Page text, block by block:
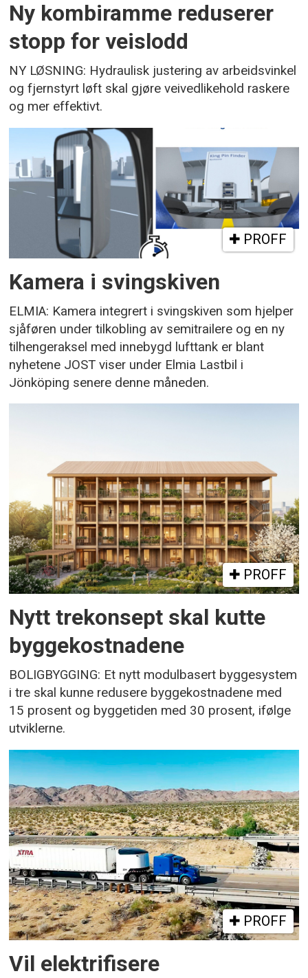
Ny kombiramme reduserer
stopp for veislodd
NY LØSNING: Hydraulisk justering av arbeidsvinkel
og fjernstyrt løft skal gjøre veivedlikehold raskere
og mer effektivt.
PROFF
Kamera i svingskiven
ELMIA: Kamera integrert i svingskiven som hjelper
sjåføren under tilkobling av semitrailere og en ny
tilhengeraksel med innebygd lufttank er blant
nyhetene JOST viser under Elmia Lastbil i
Jönköping senere denne måneden.
PROFF
Nytt trekonsept skal kutte
byggekostnadene
BOLIGBYGGING: Et nytt modulbasert byggesystem
i tre skal kunne redusere byggekostnadene med
15 prosent og byggetiden med 30 prosent, ifølge
utviklerne.
PROFF
Vil elektrifisere